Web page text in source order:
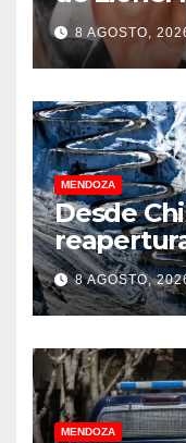
8 AGOSTO,
MENDOZA
Desde
8 AGOSTO,
MENDOZA